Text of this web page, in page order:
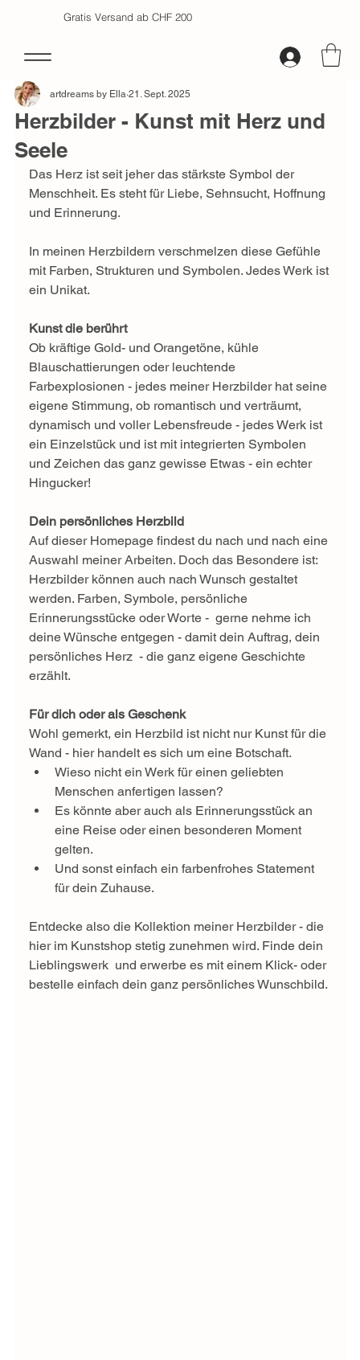
Gratis Versand ab CHF 200
Herzbilder - Kunst mit Herz und
Seele
artdreams by Ella 21. Sept. 2025
Das Herz ist seit jeher das stärkste Symbol der
Menschheit. Es steht für Liebe, Sehnsucht, Hoffnung
und Erinnerung.
In meinen Herzbildern verschmelzen diese Gefühle
mit Farben, Strukturen und Symbolen. Jedes Werk ist
ein Unikat.
Kunst die berührt
Ob kräftige Gold- und Orangetöne, kühle
Blauschattierungen oder leuchtende
Farbexplosionen - jedes meiner Herzbilder hat seine
eigene Stimmung, ob romantisch und verträumt,
dynamisch und voller Lebensfreude - jedes Werk ist
ein Einzelstück und ist mit integrierten Symbolen
und Zeichen das ganz gewisse Etwas - ein echter
Hingucker!
Dein persönliches Herzbild
Auf dieser Homepage findest du nach und nach eine
Auswahl meiner Arbeiten. Doch das Besondere ist:
Herzbilder können auch nach Wunsch gestaltet
werden. Farben, Symbole, persönliche
Erinnerungsstücke oder Worte -  gerne nehme ich
deine Wünsche entgegen - damit dein Auftrag, dein
persönliches Herz  - die ganz eigene Geschichte
erzählt.
Für dich oder als Geschenk
Wohl gemerkt, ein Herzbild ist nicht nur Kunst für die
Wand - hier handelt es sich um eine Botschaft.
Wieso nicht ein Werk für einen geliebten
Menschen anfertigen lassen?
Es könnte aber auch als Erinnerungsstück an
eine Reise oder einen besonderen Moment
gelten.
Und sonst einfach ein farbenfrohes Statement
für dein Zuhause.
Entdecke also die Kollektion meiner Herzbilder - die
hier im Kunstshop stetig zunehmen wird. Finde dein
Lieblingswerk  und erwerbe es mit einem Klick- oder
bestelle einfach dein ganz persönliches Wunschbild.